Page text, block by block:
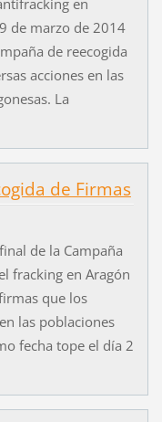
en
de marzo de 2014
de reecogida
acciones en las
La
de Firmas
de la Campaña
fracking en Aragón
que los
las poblaciones
fecha tope el día 2